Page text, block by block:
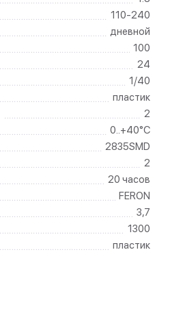
110-240
дневной
100
24
1/40
пластик
2
0..+40°C
2835SMD
2
20 часов
FERON
3,7
1300
пластик